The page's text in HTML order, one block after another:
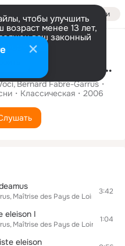
Войти
чтобы улучшить
возраст менее 13 лет,
ваш законный
Josquin Desprez, Vol. 2
Bernard Fabre-Garrus
Классическая 2006
Maîtrise des Pays de Loire
3:42
eleison I
Maîtrise des Pays de Loire
1:04
eleison